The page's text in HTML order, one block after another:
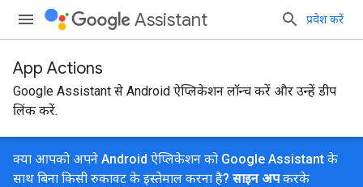
Assistant प्रवेश करें
App Actions
Google Assistant से Android ऐप्लिकेशन लॉन्च करें और उन्हें डीप
लिंक करें.
क्या आपको अपने Android ऐप्लिकेशन को Google Assistant के
साथ बिना किसी रुकावट के इस्तेमाल करना है? साइन अपकरके